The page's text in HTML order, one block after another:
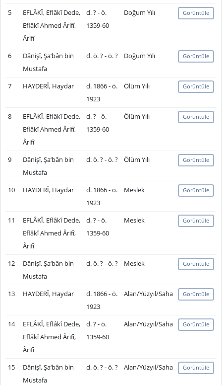
5
EFLÂKÎ, Eflâkî Dede,
Eflâkî Ahmed Ârifî,
Ârifî
d. ? - ö.
1359-60
Doğum Yılı Görüntüle
6
Dânişî, Şa‘bân bin
Mustafa
d. ö. ? - ö. ? Doğum Yılı Görüntüle
7 HAYDERÎ, Haydar
d. 1866 - ö.
1923
Ölüm Yılı Görüntüle
8
EFLÂKÎ, Eflâkî Dede,
Eflâkî Ahmed Ârifî,
Ârifî
d. ? - ö.
1359-60
Ölüm Yılı Görüntüle
9
Dânişî, Şa‘bân bin
Mustafa
d. ö. ? - ö. ? Ölüm Yılı Görüntüle
10 HAYDERÎ, Haydar
d. 1866 - ö.
1923
Meslek Görüntüle
11
EFLÂKÎ, Eflâkî Dede,
Eflâkî Ahmed Ârifî,
Ârifî
d. ? - ö.
1359-60
Meslek Görüntüle
12
Dânişî, Şa‘bân bin
Mustafa
d. ö. ? - ö. ? Meslek Görüntüle
13 HAYDERÎ, Haydar
d. 1866 - ö.
1923
Alan/Yüzyıl/Saha Görüntüle
14
EFLÂKÎ, Eflâkî Dede,
Eflâkî Ahmed Ârifî,
Ârifî
d. ? - ö.
1359-60
Alan/Yüzyıl/Saha Görüntüle
15
Dânişî, Şa‘bân bin
Mustafa
d. ö. ? - ö. ? Alan/Yüzyıl/Saha Görüntüle